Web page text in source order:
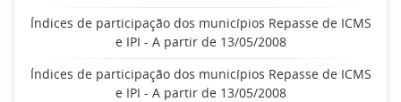
Índices de participação dos municípios Repasse de ICMS
e IPI - A partir de 13/05/2008
Índices de participação dos municípios Repasse de ICMS
e IPI - A partir de 13/05/2008